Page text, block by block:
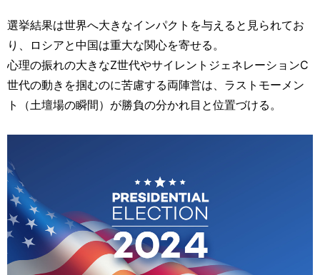
選挙結果は世界へ大きなインパクトを与えると見られてお
り、ロシアと中国は重大な関心を寄せる。
心理の振れの大きなZ世代やサイレントジェネレーションC
世代の動きを掴むのに苦慮する両陣営は、ラストモーメン
ト（土壇場の瞬間）が勝負の分かれ目と位置づける。